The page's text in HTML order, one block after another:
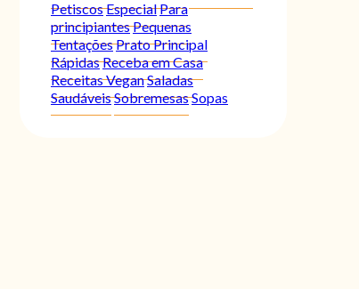
PetiscosEspecialPara
principiantesPequenas
TentaçõesPrato Principal
RápidasReceba em Casa
Receitas VeganSaladas
SaudáveisSobremesasSopas